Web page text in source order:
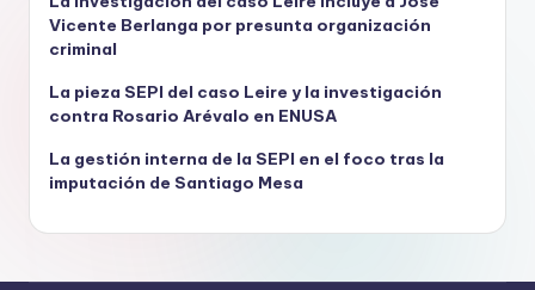
Vicente Berlanga por presunta organización
criminal
La pieza SEPI del caso Leire y la investigación
contra Rosario Arévalo en ENUSA
La gestión interna de la SEPI en el foco tras la
imputación de Santiago Mesa